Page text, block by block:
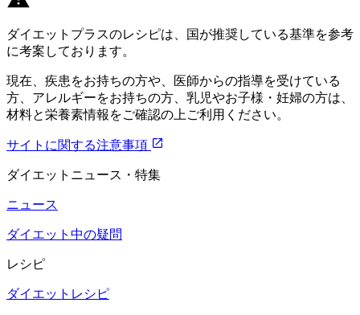
ダイエットプラスのレシピは、国が推奨している基準を参考
に考案しております。
現在、疾患をお持ちの方や、医師からの指導を受けている
方、アレルギーをお持ちの方、乳児やお子様・妊婦の方は、
材料と栄養素情報をご確認の上ご利用ください。
サイトに関する注意事項
ダイエットニュース・特集
ニュース
ダイエット中の疑問
レシピ
ダイエットレシピ